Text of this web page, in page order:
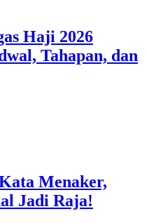
Haji 2026
Tahapan, dan
Menaker,
Jadi Raja!